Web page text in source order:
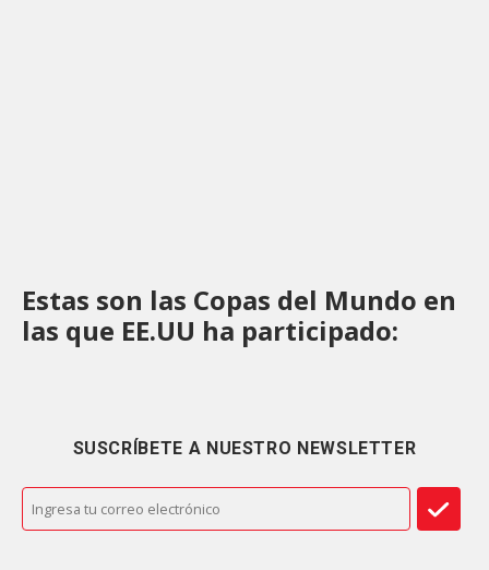
Estas son las Copas del Mundo en
las que EE.UU ha participado:
SUSCRÍBETE A NUESTRO NEWSLETTER